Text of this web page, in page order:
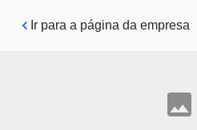
Pular para o conteúdo principal
Ir para a página da empresa